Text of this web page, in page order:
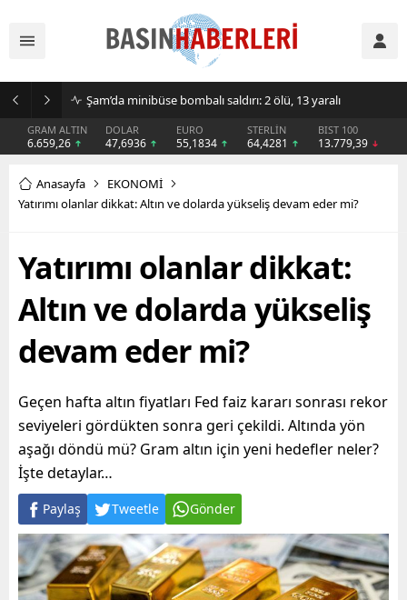
Kongo’da Ebola alarmı büyüyor: Can kaybı 1801’e yükseldi
GRAM ALTIN
6.659,26
DOLAR
47,6936
EURO
55,1834
STERLİN
64,4281
BIST 100
13.779,39
Anasayfa
EKONOMİ
Yatırımı olanlar dikkat: Altın ve dolarda yükseliş devam eder mi?
Yatırımı olanlar dikkat:
Altın ve dolarda yükseliş
devam eder mi?
Geçen hafta altın fiyatları Fed faiz kararı sonrası rekor
seviyeleri gördükten sonra geri çekildi. Altında yön
aşağı döndü mü? Gram altın için yeni hedefler neler?
İşte detaylar…
Paylaş Tweetle Gönder